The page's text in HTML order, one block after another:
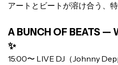
アートとビートが溶け合う、特
A BUNCH OF BEATS
✨
15:00〜 LIVE DJ（Johnny